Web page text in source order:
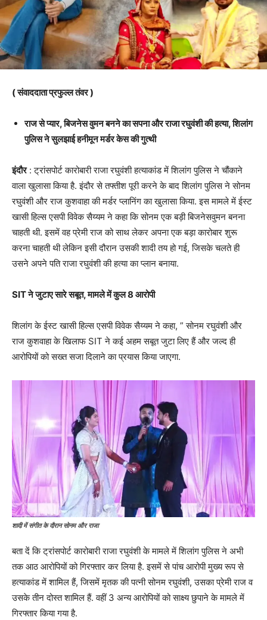
( संवाददाता प्रफुल्ल तंवर )
राज से प्यार, बिजनेस वुमन बनने का सपना और राजा रघुवंशी की हत्या, शिलांग
पुलिस ने सुलझाई हनीमून मर्डर केस की गुत्थी
इंदौर: ट्रांसपोर्ट कारोबारी राजा रघुवंशी हत्याकांड में शिलांग पुलिस ने चौंकाने
वाला खुलासा किया है. इंदौर से तफ्तीश पूरी करने के बाद शिलांग पुलिस ने सोनम
रघुवंशी और राज कुशवाहा की मर्डर प्लानिंग का खुलासा किया. इस मामले में ईस्ट
खासी हिल्स एसपी विवेक सैय्यम ने कहा कि सोनम एक बड़ी बिजनेसवुमन बनना
चाहती थी. इसमें वह प्रेमी राज को साथ लेकर अपना एक बड़ा कारोबार शुरू
करना चाहती थी लेकिन इसी दौरान उसकी शादी तय हो गई, जिसके चलते ही
उसने अपने पति राजा रघुवंशी की हत्या का प्लान बनाया.
SIT ने जुटाए सारे सबूत, मामले में कुल 8 आरोपी
शिलांग के ईस्ट खासी हिल्स एसपी विवेक सैय्यम ने कहा, ” सोनम रघुवंशी और
राज कुशवाहा के खिलाफ SIT ने कई अहम सबूत जुटा लिए हैं और जल्द ही
आरोपियों को सख्त सजा दिलाने का प्रयास किया जाएगा.
शादी में संगीत के दौरान सोनम और राजा
बता दें कि ट्रांसपोर्ट कारोबारी राजा रघुवंशी के मामले में शिलांग पुलिस ने अभी
तक आठ आरोपियों को गिरफ्तार कर लिया है. इसमें से पांच आरोपी मुख्य रूप से
हत्याकांड में शामिल हैं, जिसमें मृतक की पत्नी सोनम रघुवंशी, उसका प्रेमी राज व
उसके तीन दोस्त शामिल हैं. वहीं 3 अन्य आरोपियों को साक्ष्य छुपाने के मामले में
गिरफ्तार किया गया है.